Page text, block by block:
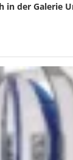
in der Galerie